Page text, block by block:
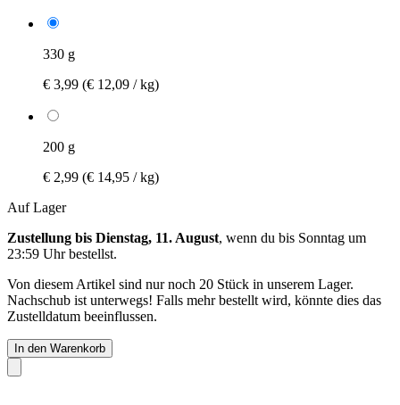
330 g
€ 3,99 (€ 12,09 / kg)
200 g
€ 2,99 (€ 14,95 / kg)
Auf Lager
Zustellung bis Dienstag, 11. August, wenn du bis Sonntag um
23:59 Uhrbestellst.
Von diesem Artikel sind nur noch 20 Stück in unserem Lager.
Nachschub ist unterwegs! Falls mehr bestellt wird, könnte dies das
Zustelldatum beeinflussen.
In den Warenkorb